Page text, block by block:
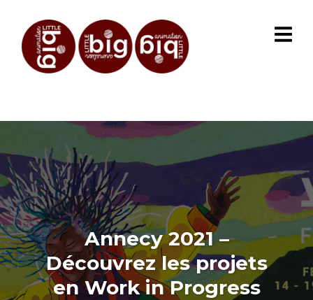
Annecy 2021 –
Découvrez les projets
en Work in Progress